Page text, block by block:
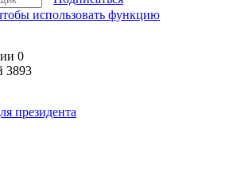
0
3893
президента